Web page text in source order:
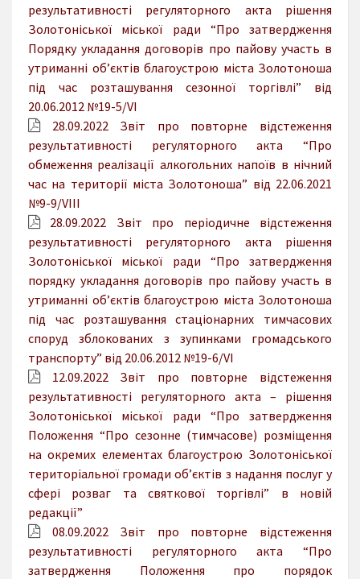
результативності регуляторного акта рішення
Золотоніської міської ради “Про затвердження
Порядку укладання договорів про пайову участь в
утриманні об’єктів благоустрою міста Золотоноша
під час розташування сезонної торгівлі” від
20.06.2012 №19-5/VI
28.09.2022 Звіт про повторне відстеження
результативності регуляторного акта “Про
обмеження реалізації алкогольних напоїв в нічний
час на території міста Золотоноша” від 22.06.2021
№9-9/VIII
28.09.2022 Звіт про періодичне відстеження
результативності регуляторного акта рішення
Золотоніської міської ради “Про затвердження
порядку укладання договорів про пайову участь в
утриманні об’єктів благоустрою міста Золотоноша
під час розташування стаціонарних тимчасових
споруд зблокованих з зупинками громадського
транспорту” від 20.06.2012 №19-6/VI
12.09.2022 Звіт про повторне відстеження
результативності регуляторного акта – рішення
Золотоніської міської ради “Про затвердження
Положення “Про сезонне (тимчасове) розміщення
на окремих елементах благоустрою Золотоніської
територіальної громади об’єктів з надання послуг у
сфері розваг та святкової торгівлі” в новій
редакції”
08.09.2022 Звіт про повторне відстеження
результативності регуляторного акта “Про
затвердження Положення про порядок